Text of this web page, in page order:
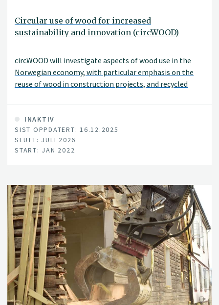
Circular use of wood for increased
sustainability and innovation (circWOOD)
circWOOD will investigate aspects of wood use in the
Norwegian economy, with particular emphasis on the
reuse of wood in construction projects, and recycled
INAKTIV
SIST OPPDATERT: 16.12.2025
SLUTT: JULI 2026
START: JAN 2022